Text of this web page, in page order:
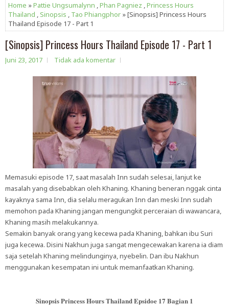
Home »Pattie Ungsumalynn ,Phan Pagniez ,Princess Hours
Thailand , Sinopsis , Tao Phiangphor » [Sinopsis] Princess Hours
Thailand Episode 17 - Part 1
[Sinopsis] Princess Hours Thailand Episode 17 - Part 1
Juni 23, 2017 Tidak ada komentar
Memasuki episode 17, saat masalah Inn sudah selesai, lanjut ke
masalah yang disebabkan oleh Khaning. Khaning beneran nggak cinta
kayaknya sama Inn, dia selalu meragukan Inn dan meski Inn sudah
memohon pada Khaning jangan mengungkit perceraian di wawancara,
Khaning masih melakukannya.
Semakin banyak orang yang kecewa pada Khaning, bahkan ibu Suri
juga kecewa. Disini Nakhun juga sangat mengecewakan karena ia diam
saja setelah Khaning melindunginya, nyebelin. Dan ibu Nakhun
menggunakan kesempatan ini untuk memanfaatkan Khaning.
Sinopsis Princess Hours Thailand Epsidoe 17 Bagian 1